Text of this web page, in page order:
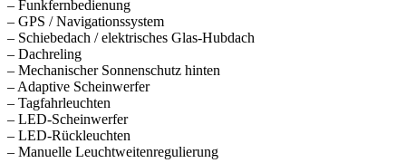
– Funkfernbedienung
– GPS / Navigationssystem
– Schiebedach / elektrisches Glas-Hubdach
– Dachreling
– Mechanischer Sonnenschutz hinten
– Adaptive Scheinwerfer
– Tagfahrleuchten
– LED-Scheinwerfer
– LED-Rückleuchten
– Manuelle Leuchtweitenregulierung